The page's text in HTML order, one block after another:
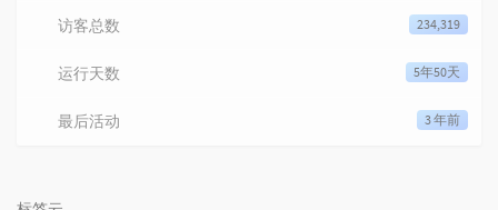
234,319
访客总数
5年50天
运行天数
3 年前
最后活动